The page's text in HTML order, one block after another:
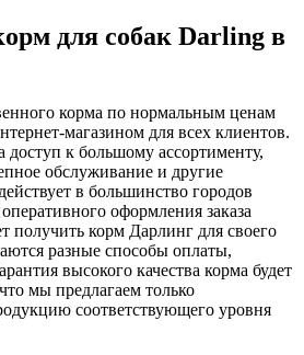
для собак Darling в
корма по нормальным ценам
магазином для всех клиентов.
к большому ассортименту,
обслуживание и другие
в большинство городов
оформления заказа
получить корм Дарлинг для своего
разные способы оплаты,
высокого качества корма будет
мы предлагаем только
соответствующего уровня